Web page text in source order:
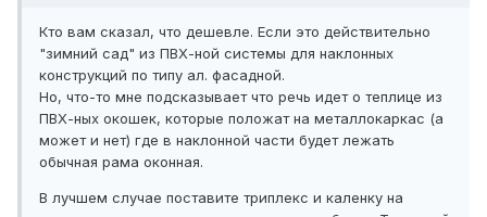
Кто вам сказал, что дешевле. Если это действительно
"зимний сад" из ПВХ-ной системы для наклонных
конструкций по типу ал. фасадной.
Но, что-то мне подсказывает что речь идет о теплице из
ПВХ-ных окошек, которые положат на металлокаркас (а
может и нет) где в наклонной части будет лежать
обычная рама оконная.
В лучшем случае поставите триплекс и каленку на